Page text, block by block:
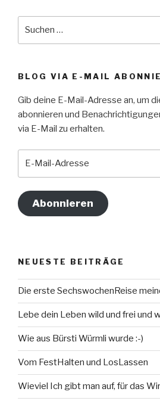
BLOG VIA E-MAIL
Gib deine E-Mail-Adresse an, um
abonnieren und
via E-Mail zu erhalten.
Abonnieren
NEUESTE BEITRÄGE
Die erste SechswochenReise
Lebe dein Leben wild und frei und
Wie aus Bürsti Würmli wurde :-)
Vom FestHalten und LosLassen
Wieviel Ich gibt man auf, für das